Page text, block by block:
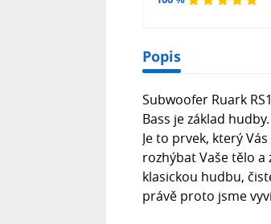
Popis
Subwoofer Ruark RS1
Bass je základ hudby.
Je to prvek, který
rozhýbat Vaše tělo
klasickou hudbu,
právě proto jsme